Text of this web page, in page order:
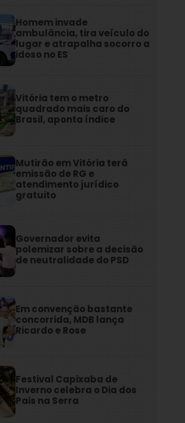
Homem invade
ambulância, tira veículo do
lugar e atrapalha socorro a
idoso no ES
Vitória tem o metro
quadrado mais caro do
Brasil, aponta índice
Mutirão em Vitória terá
emissão de RG e
atendimento jurídico
gratuito
Governador evita
polemizar sobre a decisão
de neutralidade do PSD
Em convenção bastante
concorrida, MDB lança
Ricardo e Rose
Festival Capixaba de
Inverno celebra o Dia dos
Pais na Serra